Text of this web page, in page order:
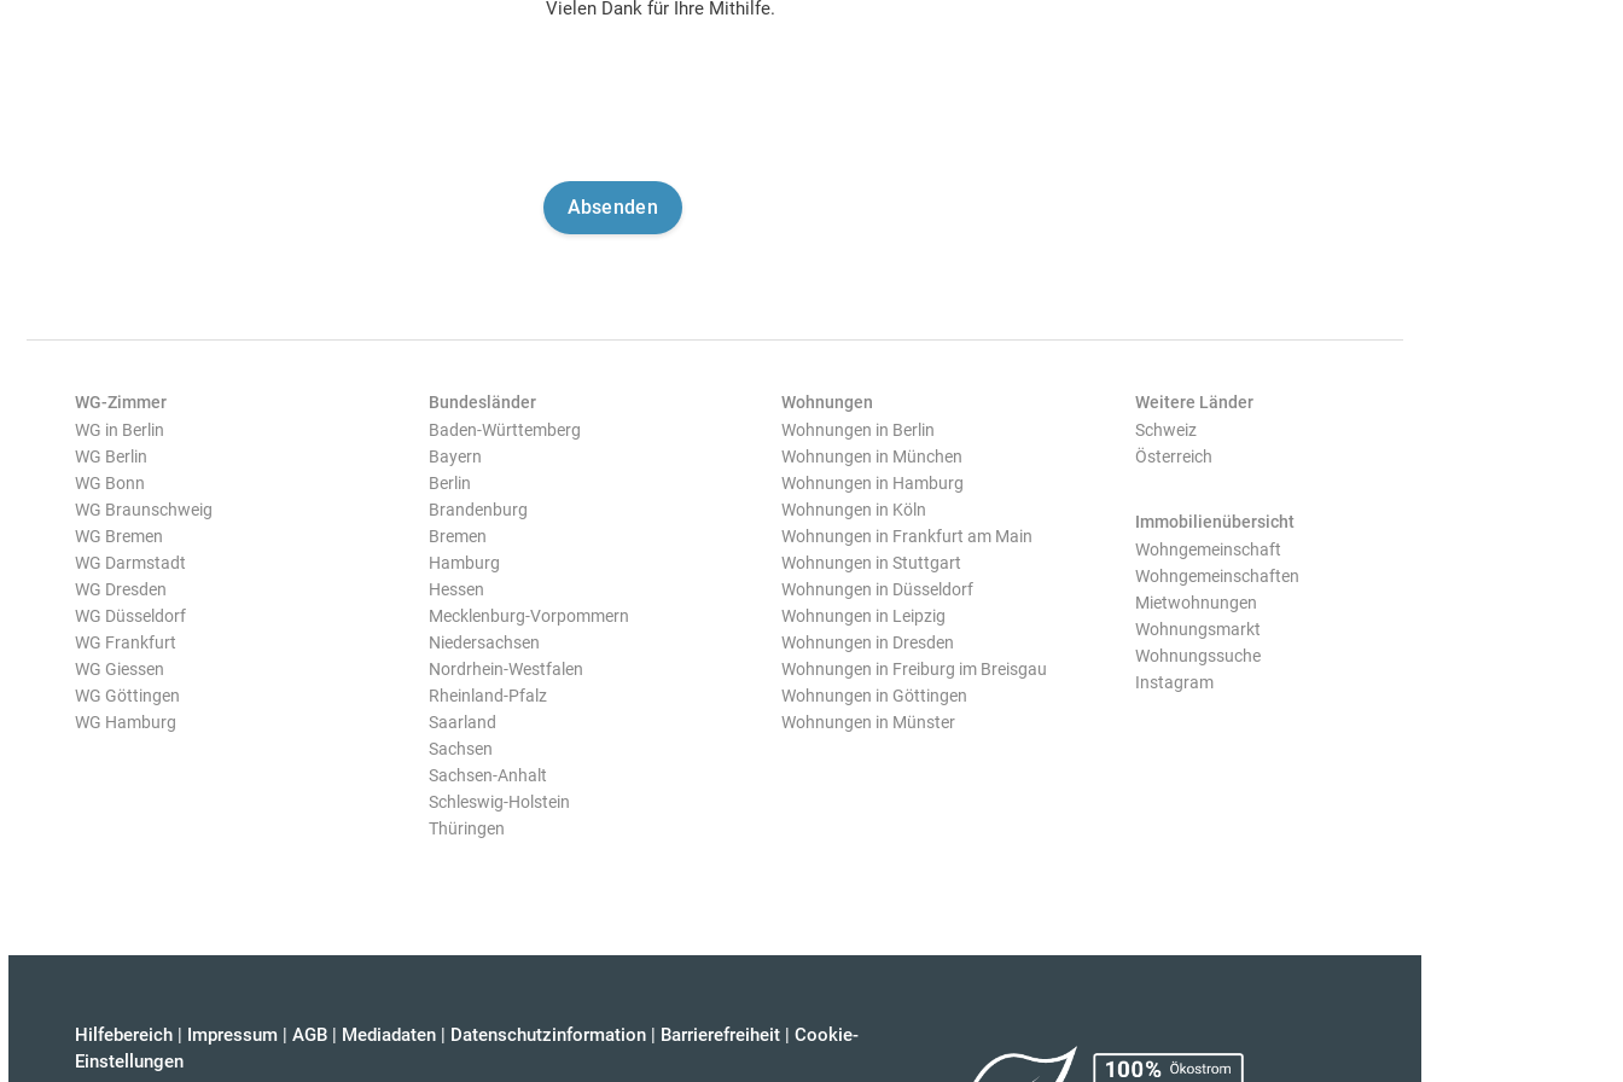
Vielen Dank für Ihre Mithilfe.
WG-Zimmer
WG in Berlin
WG Berlin
WG Bonn
WG Braunschweig
WG Bremen
WG Darmstadt
WG Dresden
WG Düsseldorf
WG Frankfurt
WG Giessen
WG Göttingen
WG Hamburg
Bundesländer
Baden-Württemberg
Bayern
Berlin
Brandenburg
Bremen
Hamburg
Hessen
Mecklenburg-Vorpommern
Niedersachsen
Nordrhein-Westfalen
Rheinland-Pfalz
Saarland
Sachsen
Sachsen-Anhalt
Schleswig-Holstein
Thüringen
Wohnungen
Wohnungen in Berlin
Wohnungen in München
Wohnungen in Hamburg
Wohnungen in Köln
Wohnungen in Frankfurt am Main
Wohnungen in Stuttgart
Wohnungen in Düsseldorf
Wohnungen in Leipzig
Wohnungen in Dresden
Wohnungen in Freiburg im Breisgau
Wohnungen in Göttingen
Wohnungen in Münster
Weitere Länder
Schweiz
Österreich
Immobilienübersicht
Wohngemeinschaft
Wohngemeinschaften
Mietwohnungen
Wohnungsmarkt
Wohnungssuche
Instagram
Hilfebereich | Impressum | AGB | Mediadaten | Datenschutzinformation | Barrierefreiheit | Cookie-
Einstellungen